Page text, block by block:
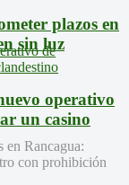
plazos en
sin luz
operativo
un casino